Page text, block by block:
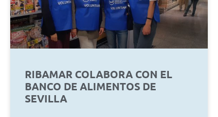
RIBAMAR COLABORA CON EL
BANCO DE ALIMENTOS DE
SEVILLA